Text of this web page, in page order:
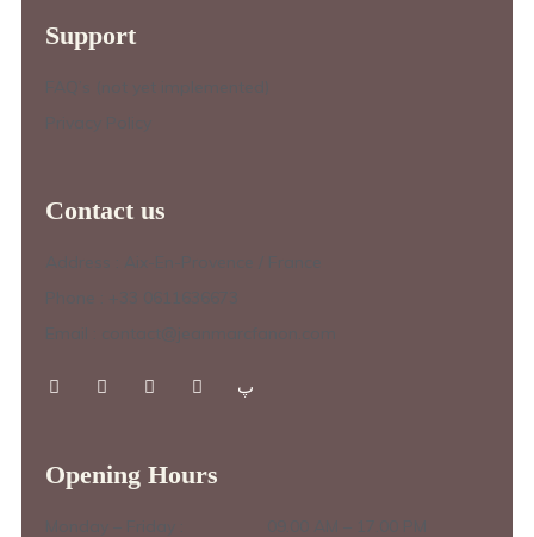
Support
Contact us
Opening Hours